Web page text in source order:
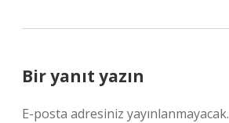
Bir yanıt yazın
E-posta adresiniz yayınlanmayacak.